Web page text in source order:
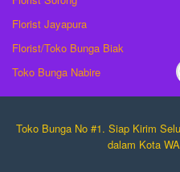
Florist Jayapura
Florist/Toko Bunga Biak
Toko Bunga Nabire
Toko Bunga No #1. Siap Kirim
dalam Kota